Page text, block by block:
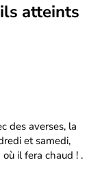
atteints
des averses, la
et samedi,
il fera chaud ! .